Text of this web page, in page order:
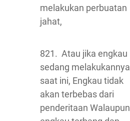
melakukan perbuatan
jahat,
821. Atau jika engkau
sedang melakukannya
saat ini, Engkau tidak
akan terbebas dari
penderitaan Walaupun